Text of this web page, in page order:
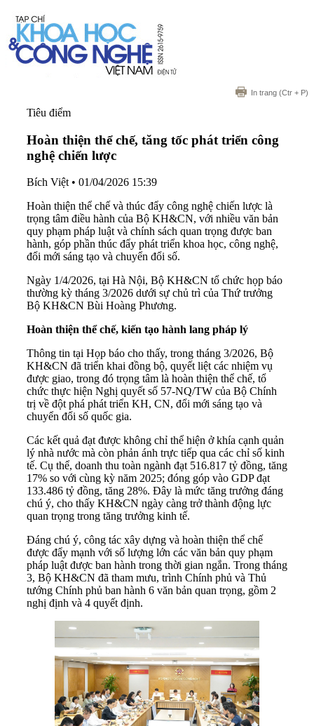
In trang (Ctr + P)
Tiêu điểm
Hoàn thiện thể chế, tăng tốc phát triển công
nghệ chiến lược
Bích Việt • 01/04/2026 15:39
Hoàn thiện thể chế và thúc đẩy công nghệ chiến lược là
trọng tâm điều hành của Bộ KH&CN, với nhiều văn bản
quy phạm pháp luật và chính sách quan trọng được ban
hành, góp phần thúc đẩy phát triển khoa học, công nghệ,
đổi mới sáng tạo và chuyển đổi số.
Ngày 1/4/2026, tại Hà Nội, Bộ KH&CN tổ chức họp báo
thường kỳ tháng 3/2026 dưới sự chủ trì của Thứ trưởng
Bộ KH&CN Bùi Hoàng Phương.
Hoàn thiện thể chế, kiến tạo hành lang pháp lý
Thông tin tại Họp báo cho thấy, trong tháng 3/2026, Bộ
KH&CN đã triển khai đồng bộ, quyết liệt các nhiệm vụ
được giao, trong đó trọng tâm là hoàn thiện thể chế, tổ
chức thực hiện Nghị quyết số 57-NQ/TW của Bộ Chính
trị về đột phá phát triển KH, CN, đổi mới sáng tạo và
chuyển đổi số quốc gia.
Các kết quả đạt được không chỉ thể hiện ở khía cạnh quản
lý nhà nước mà còn phản ánh trực tiếp qua các chỉ số kinh
tế. Cụ thể, doanh thu toàn ngành đạt 516.817 tỷ đồng, tăng
17% so với cùng kỳ năm 2025; đóng góp vào GDP đạt
133.486 tỷ đồng, tăng 28%. Đây là mức tăng trưởng đáng
chú ý, cho thấy KH&CN ngày càng trở thành động lực
quan trọng trong tăng trưởng kinh tế.
Đáng chú ý, công tác xây dựng và hoàn thiện thể chế
được đẩy mạnh với số lượng lớn các văn bản quy phạm
pháp luật được ban hành trong thời gian ngắn. Trong tháng
3, Bộ KH&CN đã tham mưu, trình Chính phủ và Thủ
tướng Chính phủ ban hành 6 văn bản quan trọng, gồm 2
nghị định và 4 quyết định.